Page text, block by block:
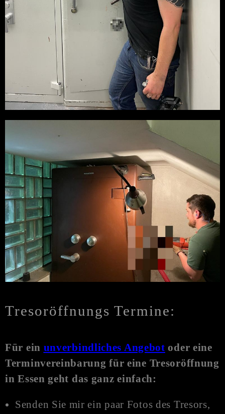
Tresoröffnungs Termine:
Für ein unverbindliches Angebot oder eine
Terminvereinbarung für eine Tresoröffnung
in Essen geht das ganz einfach:
Senden Sie mir ein paar Fotos des Tresors,